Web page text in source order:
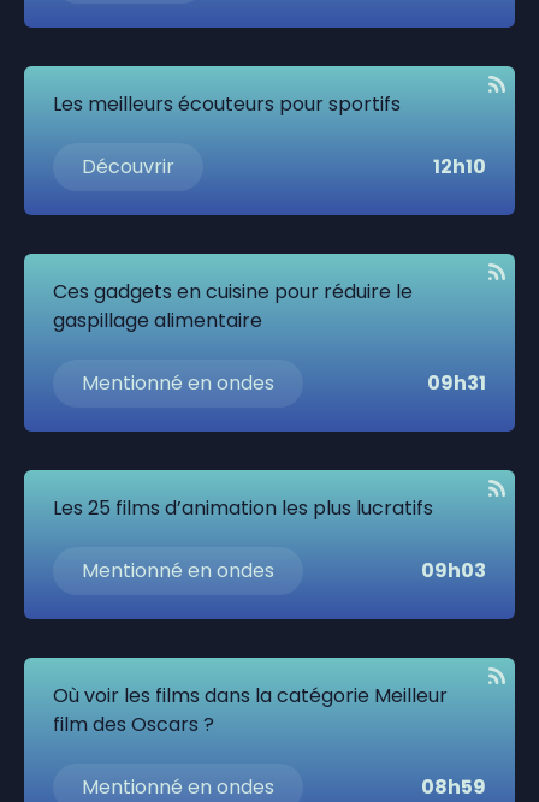
Les meilleurs écouteurs pour sportifs
Découvrir 12h10
Ces gadgets en cuisine pour réduire le
gaspillage alimentaire
Mentionné en ondes 09h31
Les 25 films d’animation les plus lucratifs
Mentionné en ondes 09h03
Où voir les films dans la catégorie Meilleur
film des Oscars ?
Mentionné en ondes 08h59